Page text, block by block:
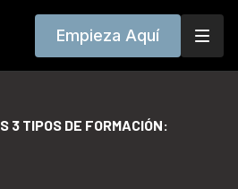
Empieza Aquí
3 TIPOS DE FORMACIÓN: